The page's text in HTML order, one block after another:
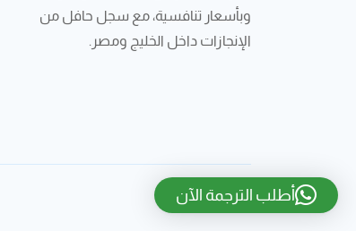
وبأسعار تنافسية، مع سجل حافل من
الإنجازات داخل الخليج ومصر.
أطلب الترجمة الآن